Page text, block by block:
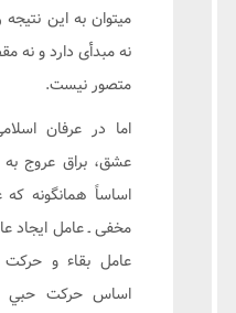
میتوان به این
نه مبدأی دارد و نه
متصور نیست.
اما در عرفان
عشق، براق عروج
اساساً همانگونه
مخفی ـ عامل ایجاد
عامل بقاء و
اساس حركت